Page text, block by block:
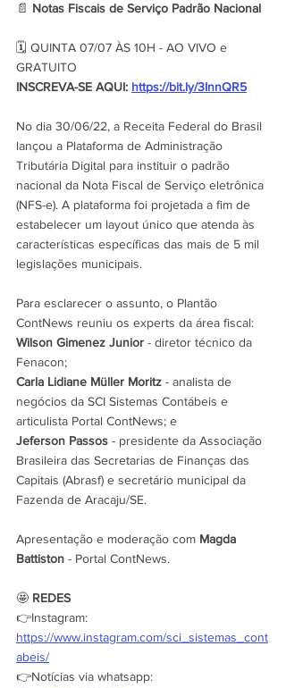
📄 Notas Fiscais de Serviço Padrão Nacional
🗓️ QUINTA 07/07 ÀS 10H - AO VIVO e
GRATUITO
INSCREVA-SE AQUI: https://bit.ly/3InnQR5
No dia 30/06/22, a Receita Federal do Brasil
lançou a Plataforma de Administração
Tributária Digital para instituir o padrão
nacional da Nota Fiscal de Serviço eletrônica
(NFS-e). A plataforma foi projetada a fim de
estabelecer um layout único que atenda às
características específicas das mais de 5 mil
legislações municipais.
Para esclarecer o assunto, o Plantão
ContNews reuniu os experts da área fiscal:
Wilson Gimenez Junior - diretor técnico da
Fenacon;
Carla Lidiane Müller Moritz - analista de
negócios da SCI Sistemas Contábeis e
articulista Portal ContNews; e
Jeferson Passos - presidente da Associação
Brasileira das Secretarias de Finanças das
Capitais (Abrasf) e secretário municipal da
Fazenda de Aracaju/SE.
Apresentação e moderação com Magda
Battiston - Portal ContNews.
🤩 REDES
👉Instagram:
https://www.instagram.com/sci_sistemas_cont
abeis/
👉Notícias via whatsapp: